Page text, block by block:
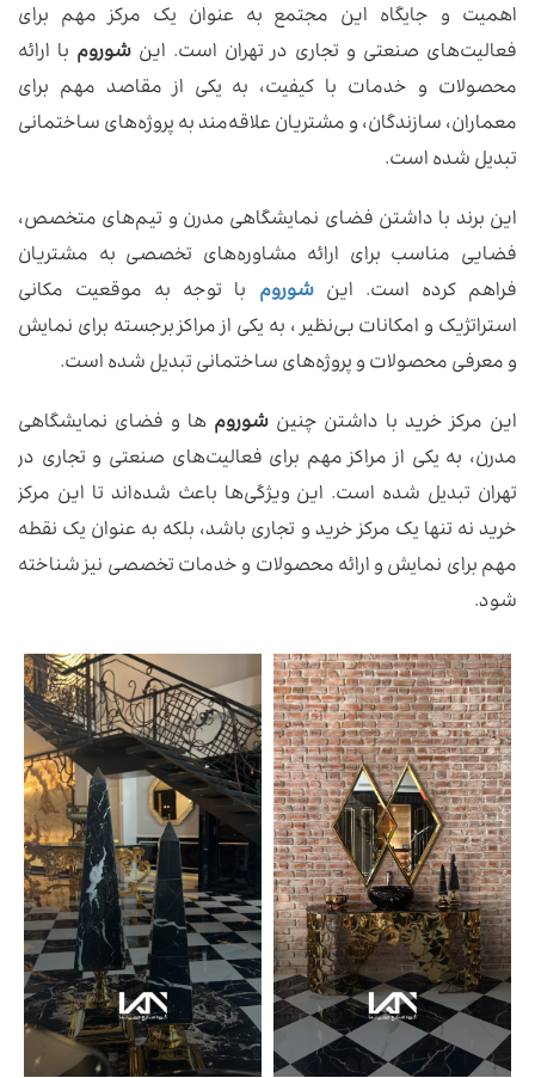
اهمیت و جایگاه این مجتمع به عنوان یک مرکز مهم برای
فعالیت‌های صنعتی و تجاری در تهران است. این شوروم با ارائه
محصولات و خدمات با کیفیت، به یکی از مقاصد مهم برای
معماران، سازندگان، و مشتریان علاقه‌مند به پروژه‌های ساختمانی
تبدیل شده است.
این برند با داشتن فضای نمایشگاهی مدرن و تیم‌های متخصص،
فضایی مناسب برای ارائه مشاوره‌های تخصصی به مشتریان
فراهم کرده است. اینشوروم با توجه به موقعیت مکانی
استراتژیک و امکانات بی‌نظیر ، به یکی از مراکز برجسته برای نمایش
و معرفی محصولات و پروژه‌های ساختمانی تبدیل شده است.
این مرکز خرید با داشتن چنینشوروم ‌ ها و فضای نمایشگاهی
مدرن، به یکی از مراکز مهم برای فعالیت‌های صنعتی و تجاری در
تهران تبدیل شده است. این ویژگی‌ها باعث شده‌اند تا این مرکز
خرید نه تنها یک مرکز خرید و تجاری باشد، بلکه به عنوان یک نقطه
مهم برای نمایش و ارائه محصولات و خدمات تخصصی نیز شناخته
شود.